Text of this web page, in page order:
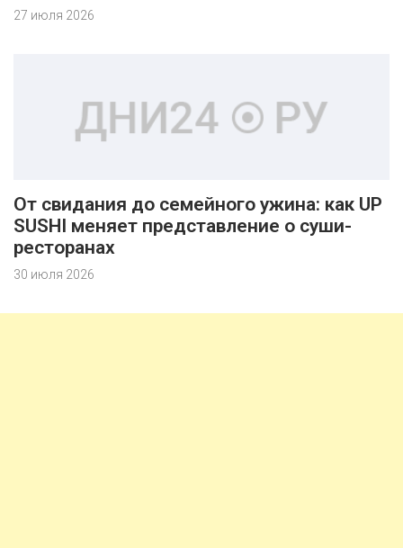
27 июля 2026
От свидания до семейного ужина: как UP
SUSHI меняет представление о суши-
ресторанах
30 июля 2026